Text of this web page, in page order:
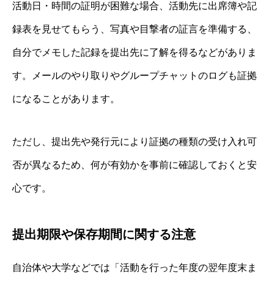
活動日・時間の証明が困難な場合、活動先に出席簿や記
録表を見せてもらう、写真や目撃者の証言を準備する、
自分でメモした記録を提出先に了解を得るなどがありま
す。メールのやり取りやグループチャットのログも証拠
になることがあります。
ただし、提出先や発行元により証拠の種類の受け入れ可
否が異なるため、何が有効かを事前に確認しておくと安
心です。
提出期限や保存期間に関する注意
自治体や大学などでは「活動を行った年度の翌年度末ま